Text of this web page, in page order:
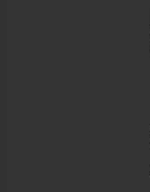
adidas Originals
White, Black, &
adidas